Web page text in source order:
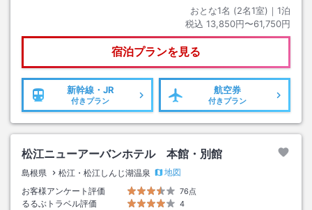
おとな1名 (2名1室)｜ 1泊
税込 13,850円〜61,750円
宿泊プランを見る
新幹線・JR
付きプラン
航空券
付きプラン
松江ニューアーバンホテル 本館・別館
島根県 松江・松江しんじ湖温泉
地図
お客様アンケート評価
76点
るるぶトラベル評価
4